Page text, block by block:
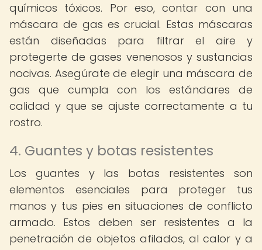
químicos tóxicos. Por eso, contar con una
máscara de gas es crucial. Estas máscaras
están diseñadas para filtrar el aire y
protegerte de gases venenosos y sustancias
nocivas. Asegúrate de elegir una máscara de
gas que cumpla con los estándares de
calidad y que se ajuste correctamente a tu
rostro.
4. Guantes y botas resistentes
Los guantes y las botas resistentes son
elementos esenciales para proteger tus
manos y tus pies en situaciones de conflicto
armado. Estos deben ser resistentes a la
penetración de objetos afilados, al calor y a